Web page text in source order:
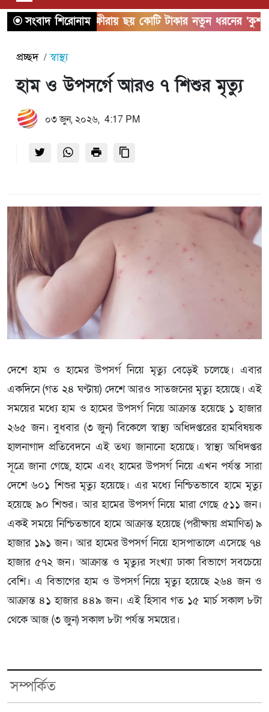
সংবাদ শিরোনাম
সাতক্ষীরায় ছয় কোটি টাকার নতুন ধরনের ‘কুশ’
প্রচ্ছদ স্বাস্থ্য
হাম ও উপসর্গে আরও ৭ শিশুর মৃত্যু
০৩ জুন, ২০২৬, 4:17 PM
দেশে হাম ও হামের উপসর্গ নিয়ে মৃত্যু বেড়েই চলেছে। এবার
একদিনে (গত ২৪ ঘণ্টায়) দেশে আরও সাতজনের মৃত্যু হয়েছে। এই
সময়ের মধ্যে হাম ও হামের উপসর্গ নিয়ে আক্রান্ত হয়েছে ১ হাজার
২৬৫ জন। বুধবার (৩ জুন) বিকেলে স্বাস্থ্য অধিদপ্তরের হামবিষয়ক
হালনাগাদ প্রতিবেদনে এই তথ্য জানানো হয়েছে। স্বাস্থ্য অধিদপ্তর
সূত্রে জানা গেছে, হামে এবং হামের উপসর্গ নিয়ে এখন পর্যন্ত সারা
দেশে ৬০১ শিশুর মৃত্যু হয়েছে। এর মধ্যে নিশ্চিতভাবে হামে মৃত্যু
হয়েছে ৯০ শিশুর। আর হামের উপসর্গ নিয়ে মারা গেছে ৫১১ জন।
একই সময়ে নিশ্চিতভাবে হামে আক্রান্ত হয়েছে (পরীক্ষায় প্রমাণিত) ৯
হাজার ১৯১ জন। আর হামের উপসর্গ নিয়ে হাসপাতালে এসেছে ৭৪
হাজার ৫৭২ জন। আক্রান্ত ও মৃত্যুর সংখ্যা ঢাকা বিভাগে সবচেয়ে
বেশি। এ বিভাগের হাম ও উপসর্গ নিয়ে মৃত্যু হয়েছে ২৬৪ জন ও
আক্রান্ত ৪১ হাজার ৪৪৯ জন। এই হিসাব গত ১৫ মার্চ সকাল ৮টা
থেকে আজ (৩ জুন) সকাল ৮টা পর্যন্ত সময়ের।
সম্পর্কিত